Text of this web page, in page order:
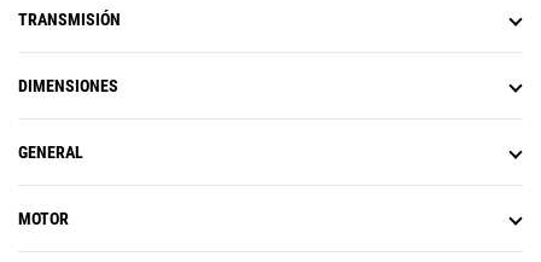
TRANSMISIÓN
DIMENSIONES
GENERAL
MOTOR